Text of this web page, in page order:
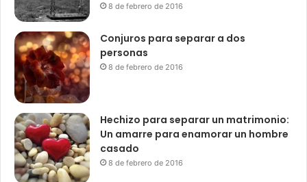
8 de febrero de 2016
Conjuros para separar a dos
personas
8 de febrero de 2016
Hechizo para separar un matrimonio:
Un amarre para enamorar un hombre
casado
8 de febrero de 2016